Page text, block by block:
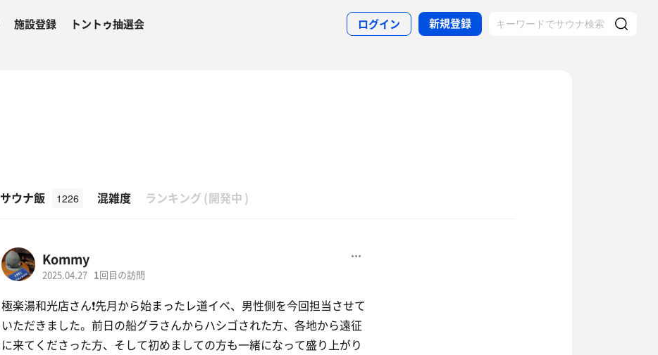
施設登録 トントゥ抽選会 ログイン 新規登録
サウナ飯 1226 混雑度 ランキング (開発中 )
Kommy
2025.04.27 1 回目の訪問
極楽湯和光店さん❗️先月から始まったレ道イベ、男性側を今回担当させて
いただきました。前日の船グラさんからハシゴされた方、各地から遠征
に来てくださった方、そして初めましての方も一緒になって盛り上がり